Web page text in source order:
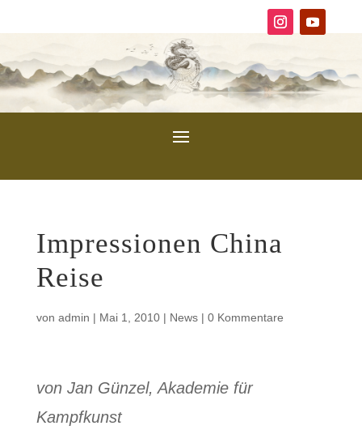
Impressionen China
Reise
von admin | Mai 1, 2010| News| 0 Kommentare
von Jan Günzel, Akademie für
Kampfkunst